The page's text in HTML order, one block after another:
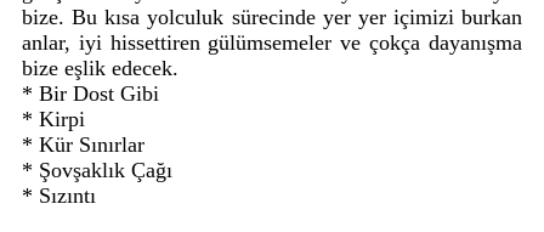
bize. Bu kısa yolculuk sürecinde yer yer içimizi burkan
anlar, iyi hissettiren gülümsemeler ve çokça dayanışma
bize eşlik edecek.
* Bir Dost Gibi
* Kirpi
* Kür Sınırlar
* Şovşaklık Çağı
* Sızıntı